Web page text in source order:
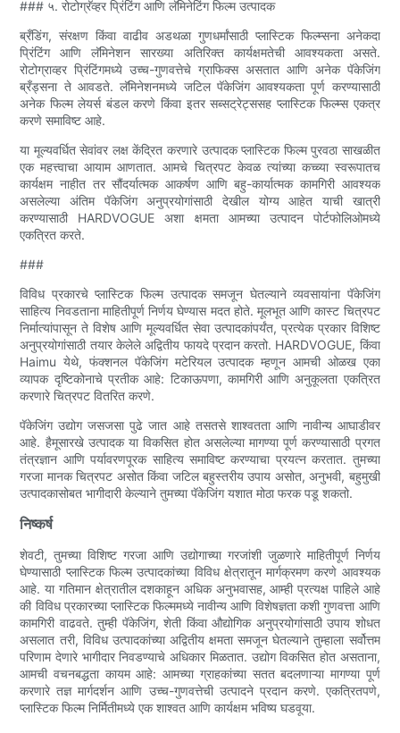
### ५. रोटोग्रॅव्हर प्रिंटिंग आणि लॅमिनेटिंग फिल्म उत्पादक
ब्रँडिंग, संरक्षण किंवा वाढीव अडथळा गुणधर्मांसाठी प्लास्टिक फिल्म्सना अनेकदा
प्रिंटिंग आणि लॅमिनेशन सारख्या अतिरिक्त कार्यक्षमतेची आवश्यकता असते.
रोटोग्राव्हर प्रिंटिंगमध्ये उच्च-गुणवत्तेचे ग्राफिक्स असतात आणि अनेक पॅकेजिंग
ब्रँड्सना ते आवडते. लॅमिनेशनमध्ये जटिल पॅकेजिंग आवश्यकता पूर्ण करण्यासाठी
अनेक फिल्म लेयर्स बंडल करणे किंवा इतर सब्सट्रेट्ससह प्लास्टिक फिल्म्स एकत्र
करणे समाविष्ट आहे.
या मूल्यवर्धित सेवांवर लक्ष केंद्रित करणारे उत्पादक प्लास्टिक फिल्म पुरवठा साखळीत
एक महत्त्वाचा आयाम आणतात. आमचे चित्रपट केवळ त्यांच्या कच्च्या स्वरूपातच
कार्यक्षम नाहीत तर सौंदर्यात्मक आकर्षण आणि बहु-कार्यात्मक कामगिरी आवश्यक
असलेल्या अंतिम पॅकेजिंग अनुप्रयोगांसाठी देखील योग्य आहेत याची खात्री
करण्यासाठी HARDVOGUE अशा क्षमता आमच्या उत्पादन पोर्टफोलिओमध्ये
एकत्रित करते.
###
विविध प्रकारचे प्लास्टिक फिल्म उत्पादक समजून घेतल्याने व्यवसायांना पॅकेजिंग
साहित्य निवडताना माहितीपूर्ण निर्णय घेण्यास मदत होते. मूलभूत आणि कास्ट चित्रपट
निर्मात्यांपासून ते विशेष आणि मूल्यवर्धित सेवा उत्पादकांपर्यंत, प्रत्येक प्रकार विशिष्ट
अनुप्रयोगांसाठी तयार केलेले अद्वितीय फायदे प्रदान करतो. HARDVOGUE, किंवा
Haimu येथे, फंक्शनल पॅकेजिंग मटेरियल उत्पादक म्हणून आमची ओळख एका
व्यापक दृष्टिकोनाचे प्रतीक आहे: टिकाऊपणा, कामगिरी आणि अनुकूलता एकत्रित
करणारे चित्रपट वितरित करणे.
पॅकेजिंग उद्योग जसजसा पुढे जात आहे तसतसे शाश्वतता आणि नावीन्य आघाडीवर
आहे. हैमूसारखे उत्पादक या विकसित होत असलेल्या मागण्या पूर्ण करण्यासाठी प्रगत
तंत्रज्ञान आणि पर्यावरणपूरक साहित्य समाविष्ट करण्याचा प्रयत्न करतात. तुमच्या
गरजा मानक चित्रपट असोत किंवा जटिल बहुस्तरीय उपाय असोत, अनुभवी, बहुमुखी
उत्पादकासोबत भागीदारी केल्याने तुमच्या पॅकेजिंग यशात मोठा फरक पडू शकतो.
निष्कर्ष
शेवटी, तुमच्या विशिष्ट गरजा आणि उद्योगाच्या गरजांशी जुळणारे माहितीपूर्ण निर्णय
घेण्यासाठी प्लास्टिक फिल्म उत्पादकांच्या विविध क्षेत्रातून मार्गक्रमण करणे आवश्यक
आहे. या गतिमान क्षेत्रातील दशकाहून अधिक अनुभवासह, आम्ही प्रत्यक्ष पाहिले आहे
की विविध प्रकारच्या प्लास्टिक फिल्ममध्ये नावीन्य आणि विशेषज्ञता कशी गुणवत्ता आणि
कामगिरी वाढवते. तुम्ही पॅकेजिंग, शेती किंवा औद्योगिक अनुप्रयोगांसाठी उपाय शोधत
असलात तरी, विविध उत्पादकांच्या अद्वितीय क्षमता समजून घेतल्याने तुम्हाला सर्वोत्तम
परिणाम देणारे भागीदार निवडण्याचे अधिकार मिळतात. उद्योग विकसित होत असताना,
आमची वचनबद्धता कायम आहे: आमच्या ग्राहकांच्या सतत बदलणाऱ्या मागण्या पूर्ण
करणारे तज्ञ मार्गदर्शन आणि उच्च-गुणवत्तेची उत्पादने प्रदान करणे. एकत्रितपणे,
प्लास्टिक फिल्म निर्मितीमध्ये एक शाश्वत आणि कार्यक्षम भविष्य घडवूया.